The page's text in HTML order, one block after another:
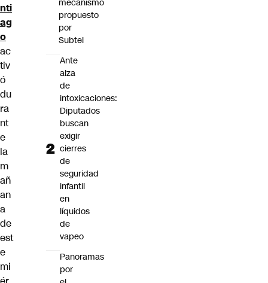
nti
ag
o
ac
tiv
ó
du
ra
nt
e
la
m
añ
an
a
de
est
e
mi
mecanismo
propuesto
por
Subtel
Ante
alza
de
intoxicaciones:
Diputados
buscan
exigir
cierres
de
seguridad
infantil
en
líquidos
de
vapeo
Panoramas
por